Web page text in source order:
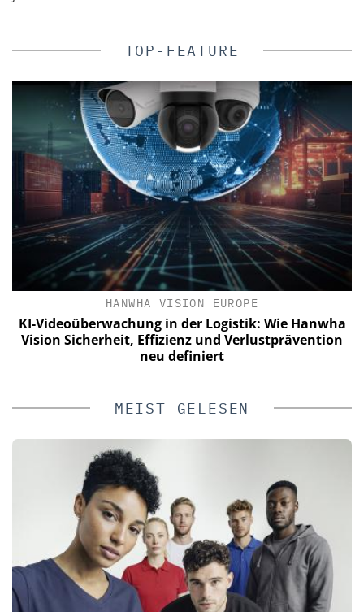
TOP-FEATURE
HANWHA VISION EUROPE
KI-Videoüberwachung in der Logistik: Wie Hanwha
Vision Sicherheit, Effizienz und Verlustprävention
neu definiert
MEIST GELESEN